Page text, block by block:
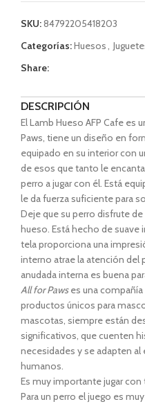
SKU:84792205418203
Categorías:Huesos,
Share:
DESCRIPCIÓN
El Lamb Hueso AFP Cafe es
Paws, tiene un diseño en
equipado en su interior con
de esos que tanto le
perro a jugar con él. Está
le da fuerza suficiente para
Deje que su perro disfrute
hueso. Está hecho de suave
tela proporciona una
interno atrae la atención del
anudada interna es buena
All for Pawses una
productos únicos para
mascotas, siempre están
significativos, que cuenten
necesidades y se adapten
humanos.
Es muy importante jugar con
Para un perro el juego es